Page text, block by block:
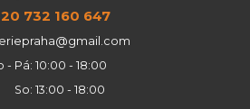
732 160 647
- Pá: 10:00 - 18:00
13:00 - 18:00